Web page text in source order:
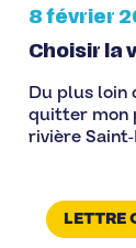
8 février
Choisir la
Du plus loin
quitter mon
rivière
LETTRE